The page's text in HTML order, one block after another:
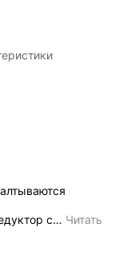
с… Читать